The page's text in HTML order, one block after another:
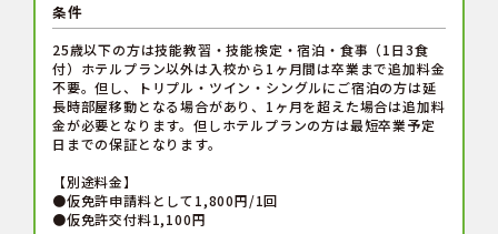
条件
25歳以下の方は技能教習・技能検定・宿泊・食事（1日3食
付）ホテルプラン以外は入校から1ヶ月間は卒業まで追加料金
不要。但し、トリプル・ツイン・シングルにご宿泊の方は延
長時部屋移動となる場合があり、1ヶ月を超えた場合は追加料
金が必要となります。但しホテルプランの方は最短卒業予定
日までの保証となります。
【別途料金】
●仮免許申請料として1,800円/1回
●仮免許交付料1,100円